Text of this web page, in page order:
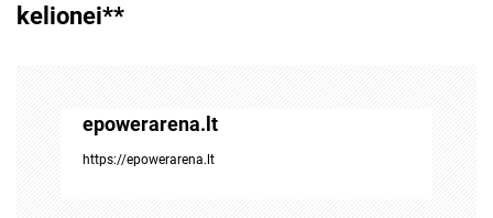
a
kelionei**
epowerarena.lt
https://epowerarena.lt